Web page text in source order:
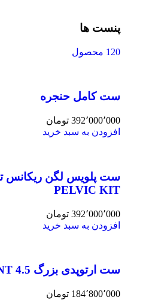
پنست ها
120 محصول
ست کامل حنجره
392٬000٬000 تومان
افزودن به سبد خرید
PELVIC KIT
392٬000٬000 تومان
افزودن به سبد خرید
ست ارتوپدی بزرگ 4.5 LARGE FRAGMENT
184٬800٬000 تومان